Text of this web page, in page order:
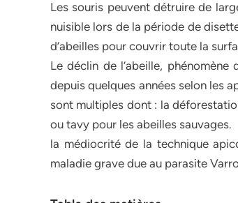
Les souris peuvent détruire de
nuisible lors de la période de
d’abeilles pour couvrir toute la
Le déclin de l’abeille,
depuis quelques années selon les
sont multiples dont : la
ou tavy pour les abeilles sauvages.
la médiocrité de la technique
maladie grave due au parasite